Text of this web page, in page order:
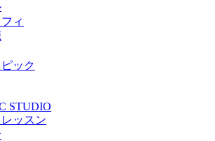
ィ
ック
STUDIO
ッスン